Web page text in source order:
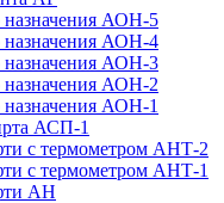
АОН-5
АОН-4
АОН-3
АОН-2
АОН-1
АСП-1
с термометром АНТ-2
с термометром АНТ-1
АН